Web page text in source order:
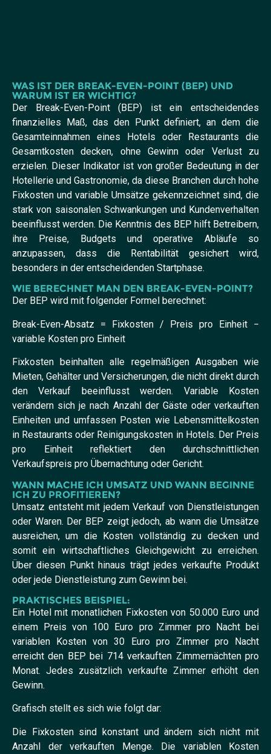
WAS IST DER BREAK-EVEN-POINT (BEP) UND
WARUM IST ER WICHTIG?
Der Break-Even-Point (BEP) ist ein entscheidendes
finanzielles Maß, das den Punkt definiert, an dem die
Gesamteinnahmen eines Hotels oder Restaurants die
Gesamtkosten decken, ohne Gewinn oder Verlust zu
erzielen. Dieser Indikator ist von großer Bedeutung in der
Hotellerie und Gastronomie, da diese Branchen durch hohe
Fixkosten und variable Umsätze gekennzeichnet sind, die
stark von saisonalen Schwankungen und Kundenverhalten
beeinflusst werden. Die Kenntnis des BEP hilft Betreibern,
ihre Preise, Budgets und operative Abläufe so
anzupassen, dass die Rentabilität gesichert wird,
besonders in der entscheidenden Startphase.
WIE BERECHNET MAN DEN BREAK-EVEN-POINT?
Der BEP wird mit folgender Formel berechnet:
Break-Even-Absatz = Fixkosten / Preis pro Einheit −
variable Kosten pro Einheit
Fixkosten beinhalten alle regelmäßigen Ausgaben wie
Mieten, Gehälter und Versicherungen, die nicht direkt durch
den Verkauf beeinflusst werden. Variable Kosten
verändern sich je nach Anzahl der Gäste oder verkauften
Einheiten und umfassen Posten wie Lebensmittelkosten
in Restaurants oder Reinigungskosten in Hotels. Der Preis
pro Einheit reflektiert den durchschnittlichen
Verkaufspreis pro Übernachtung oder Gericht.
WANN MACHE ICH UMSATZ UND WANN BEGINNE
ICH ZU PROFITIEREN?
Umsatz entsteht mit jedem Verkauf von Dienstleistungen
oder Waren. Der BEP zeigt jedoch, ab wann die Umsätze
ausreichen, um die Kosten vollständig zu decken und
somit ein wirtschaftliches Gleichgewicht zu erreichen.
Über diesen Punkt hinaus trägt jedes verkaufte Produkt
oder jede Dienstleistung zum Gewinn bei.
PRAKTISCHES BEISPIEL:
Ein Hotel mit monatlichen Fixkosten von 50.000 Euro und
einem Preis von 100 Euro pro Zimmer pro Nacht bei
variablen Kosten von 30 Euro pro Zimmer pro Nacht
erreicht den BEP bei 714 verkauften Zimmernächten pro
Monat. Jedes zusätzlich verkaufte Zimmer erhöht den
Gewinn.
Grafisch stellt es sich wie folgt dar:
Die Fixkosten sind konstant und ändern sich nicht mit
Anzahl der verkauften Menge. Die variablen Kosten